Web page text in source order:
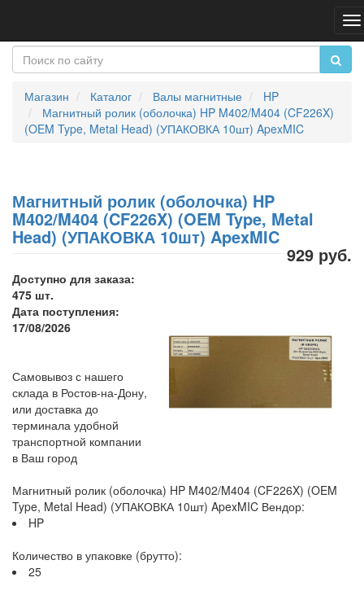
Магазин Каталог Валы магнитные
HP
Магнитный ролик (оболочка) HP M402/M404 (CF226X)
(OEM Type, Metal Head) (УПАКОВКА 10шт) ApexMIC
Магнитный ролик (оболочка) HP
M402/M404 (CF226X) (OEM Type, Metal
Head) (УПАКОВКА 10шт) ApexMIC
929 руб.
Доступно для заказа:
475 шт.
Дата поступления:
17/08/2026
Самовывоз с нашего
склада в Ростов-на-Дону,
или доставка до
терминала удобной
транспортной компании
в Ваш город
Магнитный ролик (оболочка) HP M402/M404 (CF226X) (OEM
Type, Metal Head) (УПАКОВКА 10шт) ApexMIC Вендор:
HP
Количество в упаковке (брутто):
25